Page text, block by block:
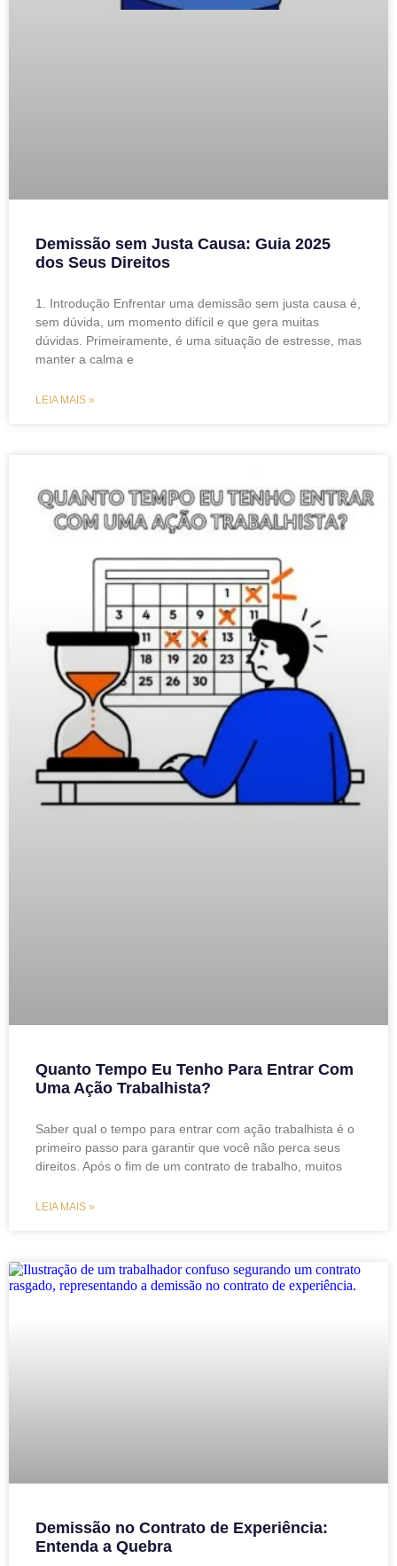
Demissão sem Justa Causa: Guia 2025
dos Seus Direitos
1. Introdução Enfrentar uma demissão sem justa causa é,
sem dúvida, um momento difícil e que gera muitas
dúvidas. Primeiramente, é uma situação de estresse, mas
manter a calma e
LEIA MAIS »
Quanto Tempo Eu Tenho Para Entrar Com
Uma Ação Trabalhista?
Saber qual o tempo para entrar com ação trabalhista é o
primeiro passo para garantir que você não perca seus
direitos. Após o fim de um contrato de trabalho, muitos
LEIA MAIS »
Demissão no Contrato de Experiência:
Entenda a Quebra